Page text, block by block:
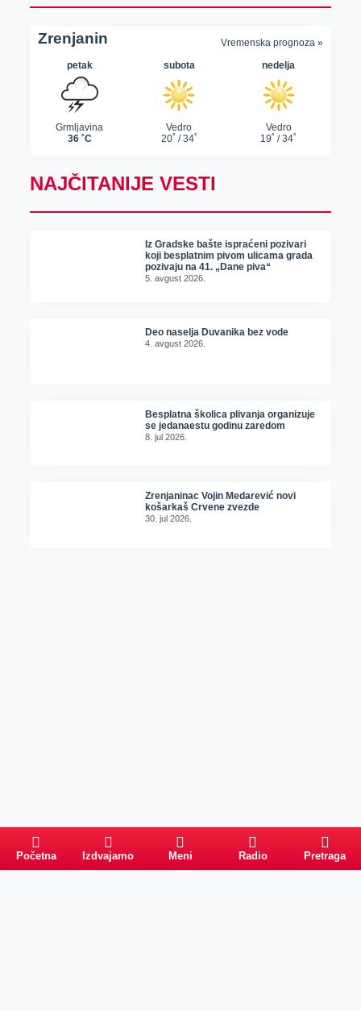
NAJČITANIJE VESTI
Iz Gradske bašte ispraćeni pozivari
koji besplatnim pivom ulicama grada
pozivaju na 41. „Dane piva“
5. avgust 2026.
Deo naselja Duvanika bez vode
4. avgust 2026.
Besplatna školica plivanja organizuje
se jedanaestu godinu zaredom
8. jul 2026.
Zrenjaninac Vojin Medarević novi
košarkaš Crvene zvezde
30. jul 2026.
Početna Izdvajamo Meni Radio Pretraga